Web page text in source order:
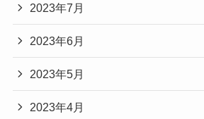
2023年7月
2023年6月
2023年5月
2023年4月